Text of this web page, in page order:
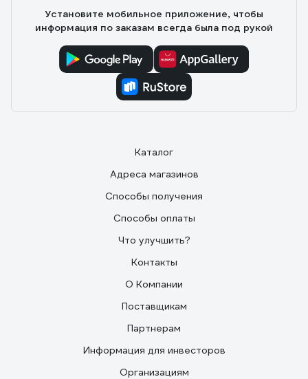
переключениях.
Установите мобильное приложение, чтобы
информация по заказам всегда была под рукой
Каталог
Адреса магазинов
Способы получения
Способы оплаты
Что улучшить?
Контакты
О Компании
Поставщикам
Партнерам
Информация для инвесторов
Организациям